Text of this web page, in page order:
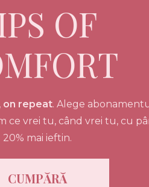
OF
on repeat. Alege
ce vrei tu, când vrei tu, cu
20% mai ieftin.
CUMPĂRĂ